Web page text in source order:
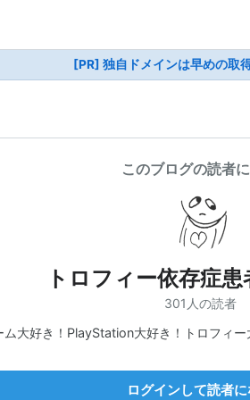
[PR] 独自ドメインは早めの取
このブログの読者
トロフィー依存症
301人の読者
ム大好き！PlayStation大好き！トロフィ
ログインして読者